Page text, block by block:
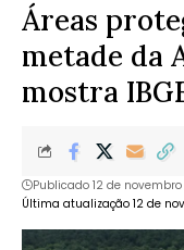
Áreas
metade da
mostra
Última atualização 12 de
Publicado 12 de